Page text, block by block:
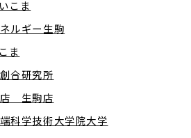
こま
ルギー生駒
ま
合研究所
生駒店
科学技術大学院大学